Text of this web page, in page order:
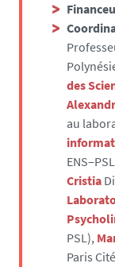
des
au
Cristia
PSL),
Paris